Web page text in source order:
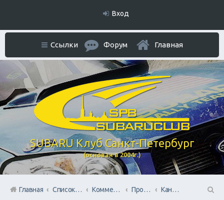
Вход
SUBARU Клуб Санкт-Петербург
(основан в 2004г.)
Ссылки Форум Главная
Главная Список форумов Коммерческий Отдел. Официальное расположение платной РЕКЛАМЫ. Продажа товара Населению Форума.
Канонерский КАСПЕР